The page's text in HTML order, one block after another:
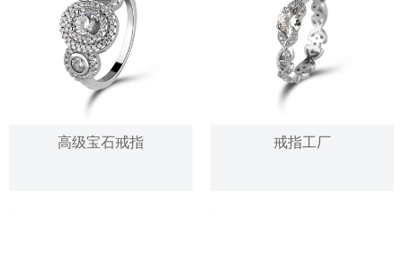
高级宝石戒指 戒指工厂